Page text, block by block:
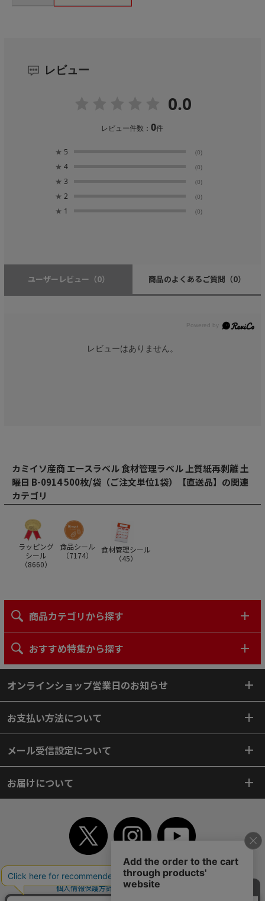
レビュー
0.0
レビュー件数：0件
★ 5 (0)
★ 4 (0)
★ 3 (0)
★ 2 (0)
★ 1 (0)
ユーザーレビュー （0） 商品のよくあるご質問 （0）
レビューはありません。
カミイソ産商 エースラベル 食材管理ラベル 上質紙再剥離 土
曜日 B-0914 500枚/袋（ご注文単位1袋）【直送品】の関連
カテゴリ
ラッピング
シール
（8660）
食品シール
（7174）
食材管理シール
（45）
商品カテゴリから探す
おすすめ特集から探す
オンラインショップ営業日のお知らせ
お支払い方法について
メール受信設定について
お届けについて
TOP 初めてご利用のお客様へ ご利用案内
ご利用規約
個人情報保護方針
特定商取引法